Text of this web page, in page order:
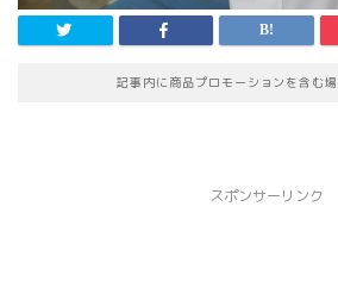
記事内に商品プロモーションを含む
スポンサーリンク